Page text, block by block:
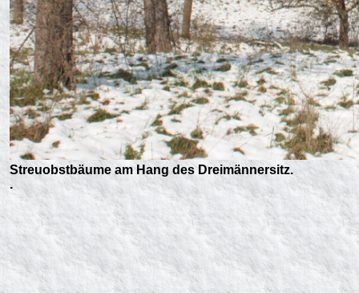
Streuobstbäume am Hang des Dreimännersitz.
.